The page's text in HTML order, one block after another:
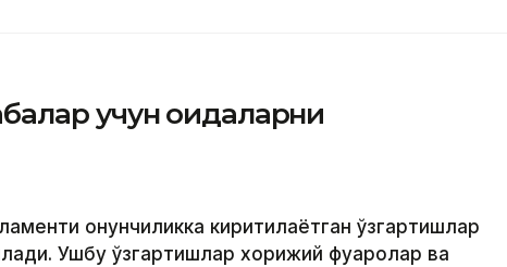
учун қоидаларни
қонунчиликка киритилаётган ўзгартишлар
Ушбу ўзгартишлар хорижий фуқаролар ва